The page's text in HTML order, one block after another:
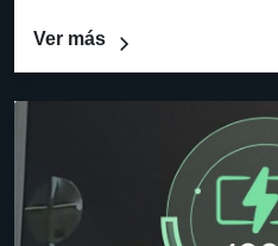
Ver más